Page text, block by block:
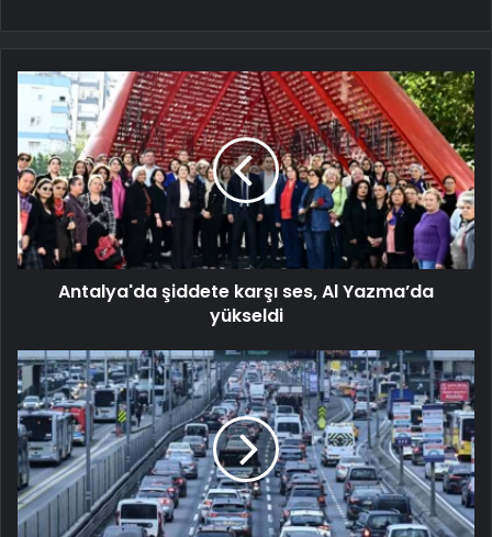
Antalya'da şiddete karşı ses, Al Yazma’da
yükseldi